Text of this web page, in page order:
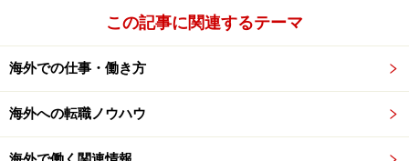
（悪く思わないでください）
この言葉は、「自分の個人的な考えではなく、組織など
の力によってそうせざるをえない」というような場合に
この記事に関連するテーマ
海外での仕事・働き方
海外への転職ノウハウ